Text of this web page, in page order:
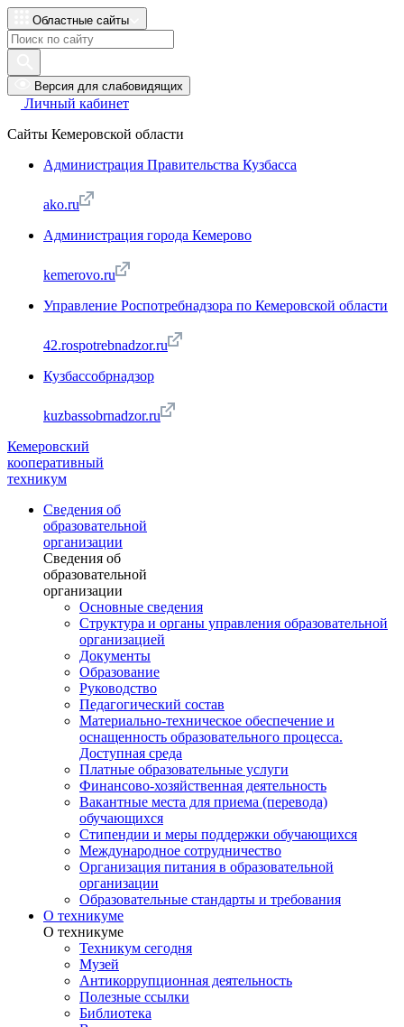
Областные сайты
Версия для слабовидящих
Личный кабинет
Сайты Кемеровской области
Администрация Правительства Кузбасса
ako.ru
Администрация города Кемерово
kemerovo.ru
Управление Роспотребнадзора по Кемеровской области
42.rospotrebnadzor.ru
Кузбассобрнадзор
kuzbassobrnadzor.ru
Кемеровский
кооперативный
техникум
Сведения об
образовательной
организации
Сведения об
образовательной
организации
Основные сведения
Структура и органы управления образовательной
организацией
Документы
Образование
Руководство
Педагогический состав
Материально-техническое обеспечение и
оснащенность образовательного процесса.
Доступная среда
Платные образовательные услуги
Финансово-хозяйственная деятельность
Вакантные места для приема (перевода)
обучающихся
Стипендии и меры поддержки обучающихся
Международное сотрудничество
Организация питания в образовательной
организации
Образовательные стандарты и требования
О техникуме
О техникуме
Техникум сегодня
Музей
Антикоррупционная деятельность
Полезные ссылки
Библиотека